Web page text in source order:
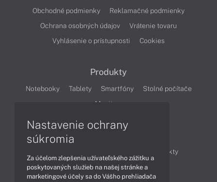
Obchodné podmienky
Reklamačné podmienky
Ochrana osobných údajov
Vrátenie tovaru
Vyhlásenie o prístupnosti
Cookies
Produkty
Notebooky Tablety Smartfóny
Stolné počítače
Monitory
Produkty
Technológie
Videá
Nastavenie ochrany
súkromia
Za účelom zlepšenia užívateľského zážitku a
poskytovaných služieb na našej stránke a
marketingové účely sa do Vášho prehliadača